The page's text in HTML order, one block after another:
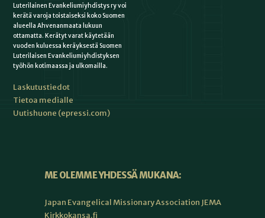
Luterilainen Evankeliumiyhdistys ry voi
kerätä varoja toistaiseksi koko Suomen
alueella Ahvenanmaata lukuun
ottamatta. Kerätyt varat käytetään
vuoden kuluessa keräyksestä Suomen
Luterilaisen Evankeliumiyhdistyksen
työhön kotimaassa ja ulkomailla.
Laskutustiedot
Tietoa medialle
Uutishuone (epressi.com)
ME OLEMME YHDESSÄ MUKANA:
Japan Evangelical Missionary Association JEMA
Kirkkokansa.fi